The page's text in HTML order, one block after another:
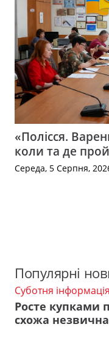
«Полісся.
коли та де
Середа, 5 Серпня,
Популярні
Суботня інформація
Росте купками
схожа незвична